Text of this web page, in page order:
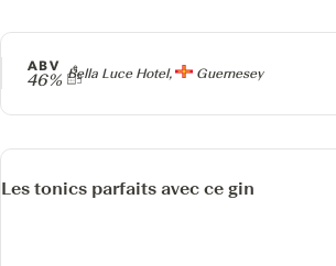
Producteur
Bella Luce Hotel, Guernesey
ABV
46%
Les tonics parfaits avec ce gin